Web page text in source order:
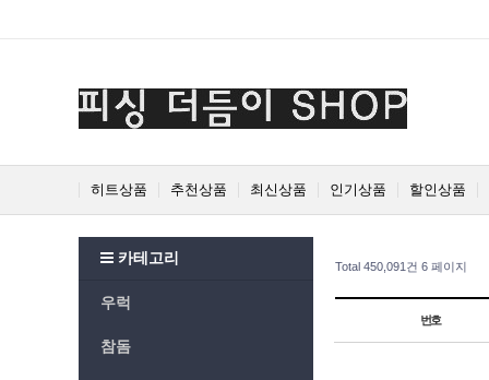
PrevNext
히트상품 추천상품 최신상품 인기상품 할인상품
카테고리
우럭
참돔
Total 450,091건 6 페이지
번호